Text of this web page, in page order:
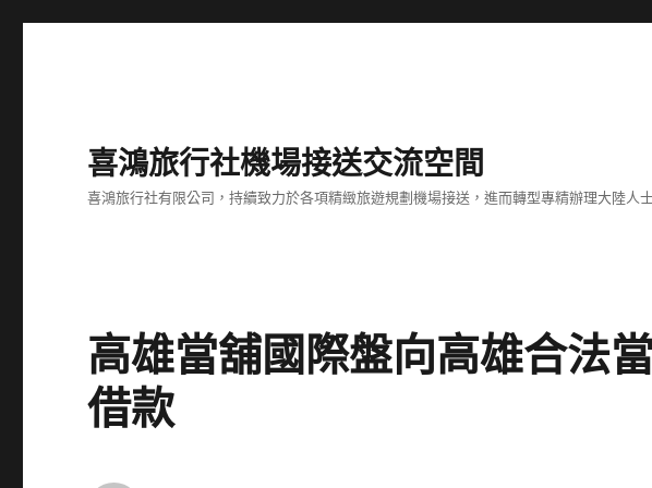
喜鴻旅行社機場接送交流空間
喜鴻旅行社有限公司，持續致力於各項精緻旅遊規劃機場接送，進而轉型專精辦理大陸人
高雄當舖國際盤向高雄合法
借款